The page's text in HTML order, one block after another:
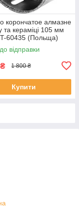
корончатое алмазне
та кераміці 105 мм
60435 (Польща)
відправки
₴ 1 800 ₴
Купити